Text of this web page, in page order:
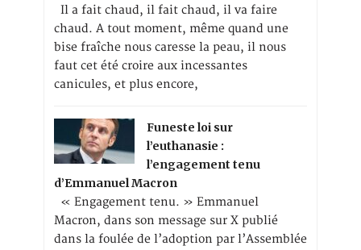
Il a fait chaud, il fait chaud, il va faire
chaud. A tout moment, même quand une
bise fraîche nous caresse la peau, il nous
faut cet été croire aux incessantes
canicules, et plus encore,
Funeste loi sur
l’euthanasie :
l’engagement tenu
d’Emmanuel Macron
« Engagement tenu. » Emmanuel
Macron, dans son message sur X publié
dans la foulée de l’adoption par l’Assemblée